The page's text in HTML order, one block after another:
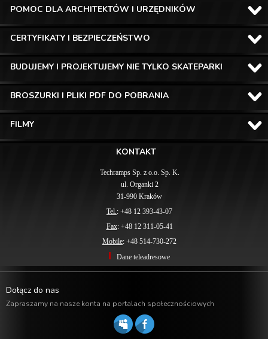
POMOC DLA ARCHITEKTÓW I URZĘDNIKÓW
CERTYFIKATY I BEZPIECZEŃSTWO
BUDUJEMY I PROJEKTUJEMY NIE TYLKO SKATEPARKI
BROSZURKI I PLIKI PDF DO POBRANIA
FILMY
KONTAKT
Techramps Sp. z o.o. Sp. K.
ul. Organki 2
31-990 Kraków
Tel.: +48 12 393-43-07
Fax: +48 12 311-05-41
Mobile: +48 514-730-272
Dane teleadresowe
Dołącz do nas
Zapraszamy na nasze konta na portalach społecznościowych